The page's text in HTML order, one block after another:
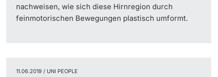
nachweisen, wie sich diese Hirnregion durch
feinmotorischen Bewegungen plastisch umformt.
11.06.2019 / UNI PEOPLE